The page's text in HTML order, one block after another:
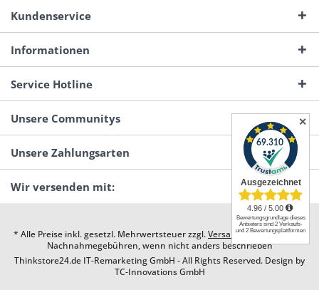
Kundenservice
Informationen
Service Hotline
Unsere Communitys
Unsere Zahlungsarten
Wir versenden mit:
* Alle Preise inkl. gesetzl. Mehrwertsteuer zzgl.Versandkostenund ggf.
Nachnahmegebühren, wenn nicht anders beschrieben
Thinkstore24.de IT-Remarketing GmbH - All Rights Reserved. Design by
TC-Innovations GmbH
✕